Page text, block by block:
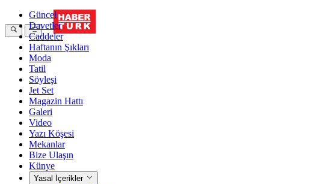
Güncel
Davetler
Caddeler
Haftanın Şıkları
Moda
Tatil
Söyleşi
Jet Set
Magazin Hattı
Galeri
Video
Yazı Köşesi
Mekanlar
Bize Ulaşın
Künye
Yasal İçerikler